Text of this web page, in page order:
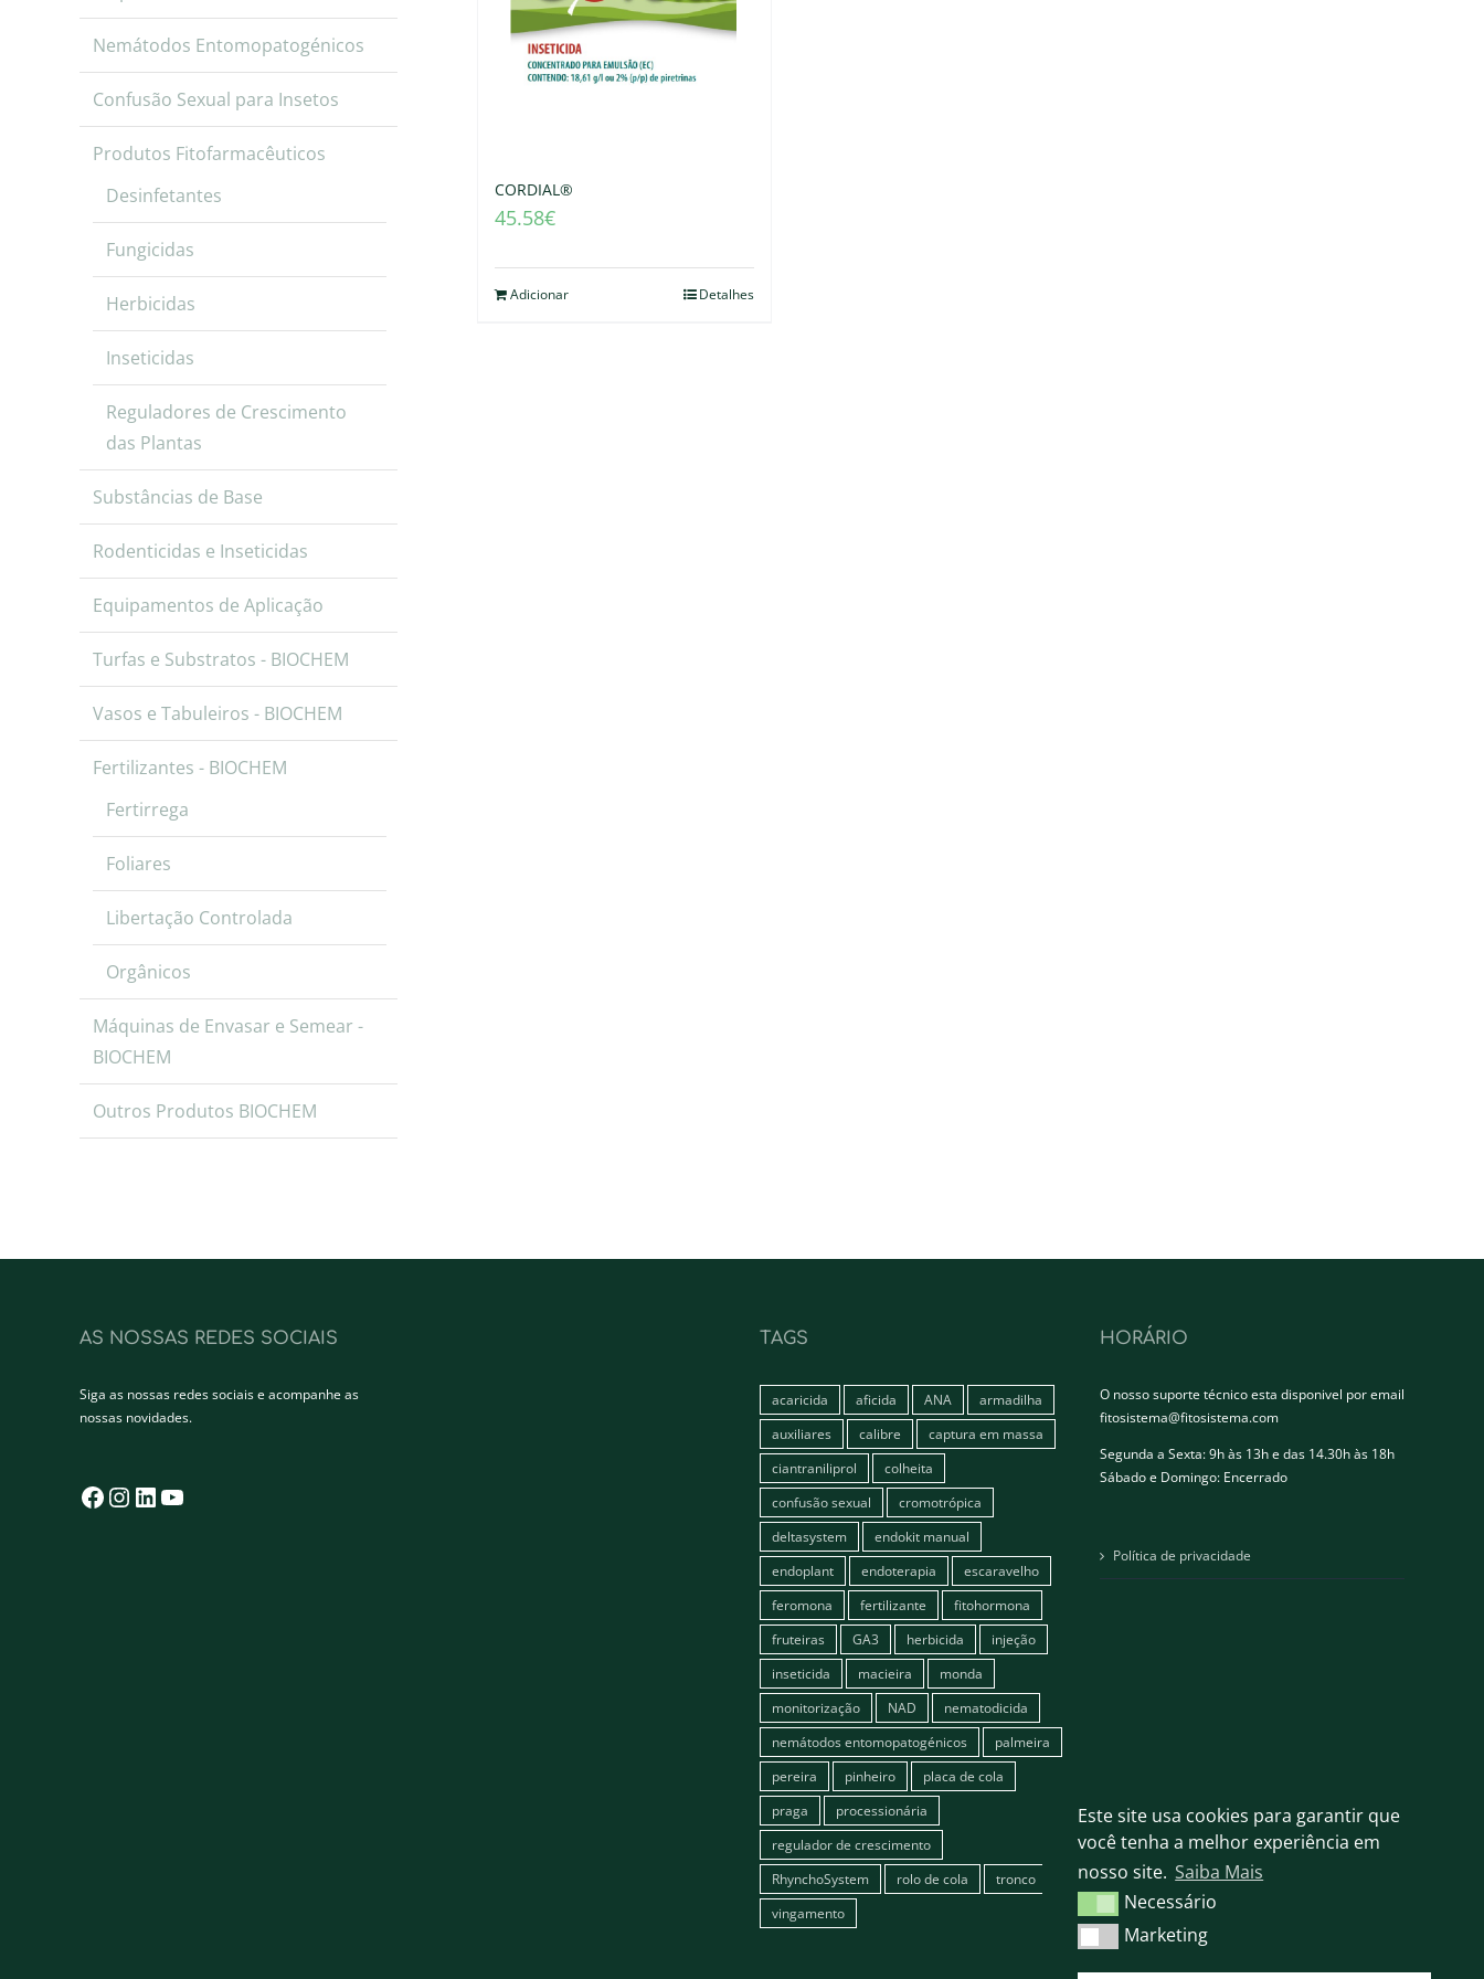
Este site usa cookies para garantir que
você tenha a melhor experiência em
nosso site. Saiba Mais
Necessário
Necessário
MarketingMarketing
CORDIAL®
45.58€
Adicionar Detalhes
Nemátodos Entomopatogénicos
Confusão Sexual para Insetos
Produtos Fitofarmacêuticos
Desinfetantes
Fungicidas
Herbicidas
Inseticidas
Reguladores de Crescimento
das Plantas
Substâncias de Base
Rodenticidas e Inseticidas
Equipamentos de Aplicação
Turfas e Substratos - BIOCHEM
Vasos e Tabuleiros - BIOCHEM
Fertilizantes - BIOCHEM
Fertirrega
Foliares
Libertação Controlada
Orgânicos
Máquinas de Envasar e Semear -
BIOCHEM
Outros Produtos BIOCHEM
AS NOSSAS REDES SOCIAIS
Siga as nossas redes sociais e acompanhe as
nossas novidades.
Facebook
Instagram
LinkedIn
TAGS
acaricida aficida ANA
armadilha
auxiliares
calibre
captura em massa
ciantraniliprol
colheita
confusão sexual
cromotrópica
deltasystem
endokit manual
endoplant
endoterapia
escaravelho
feromona
fertilizante
fitohormona
fruteiras
GA3 herbicida
injeção
inseticida
macieira
monda
monitorização
NAD
nematodicida
nemátodos entomopatogénicos
palmeira
pereira
pinheiro
placa de cola
praga
processionária
regulador de crescimento
RhynchoSystem
rolo de cola
tronco
vingamento
HORÁRIO
O nosso suporte técnico esta disponivel por email
fitosistema@fitosistema.com
Segunda a Sexta: 9h às 13h e das 14.30h às 18h
Sábado e Domingo: Encerrado
Política de privacidade